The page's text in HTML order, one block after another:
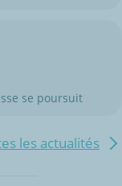
se poursuit
les actualités